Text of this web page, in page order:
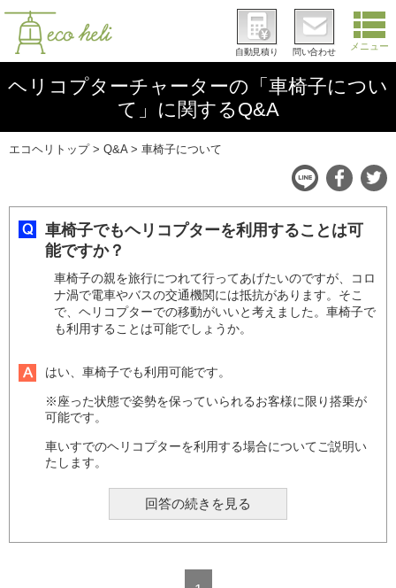
メニュー
問い合わせ
自動見積り
ヘリコプターチャーターの「車椅子につい
て」に関するQ&A
エコヘリトップ Q&A 車椅子について
車椅子でもヘリコプターを利用することは可
能ですか？
車椅子の親を旅行につれて行ってあげたいのですが、コロ
ナ渦で電車やバスの交通機関には抵抗があります。そこ
で、ヘリコプターでの移動がいいと考えました。車椅子で
も利用することは可能でしょうか。
はい、車椅子でも利用可能です。
※座った状態で姿勢を保っていられるお客様に限り搭乗が
可能です。
車いすでのヘリコプターを利用する場合についてご説明い
たします。
回答の続きを見る